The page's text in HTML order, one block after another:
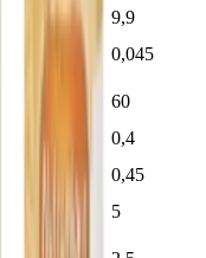
9,9
0,045
60
0,4
0,45
5